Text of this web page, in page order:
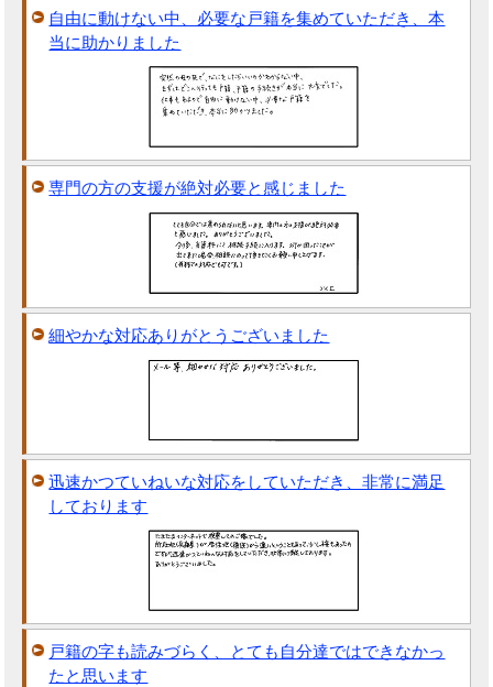
自由に動けない中、必要な戸籍を集めていただき、本
当に助かりました
専門の方の支援が絶対必要と感じました
細やかな対応ありがとうございました
迅速かつていねいな対応をしていただき、非常に満足
しております
戸籍の字も読みづらく、とても自分達ではできなかっ
たと思います